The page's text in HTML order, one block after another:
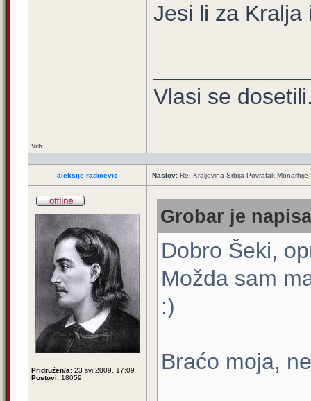
Jesi li za
Vlasi se
Vrh
aleksije radicevic Naslov: Re: Kraljevina Srbija-Povratak Monarhije
Pridružen/a: 23 svi 2009, 17:09
Postovi: 18059
Grobar je
Dobro Šeki,
Možda sam
:)
Braćo moja,